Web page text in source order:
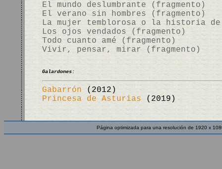
El mundo deslumbrante (fragmento)
El verano sin hombres (fragmento)
La mujer temblorosa o la historia
Los ojos vendados (fragmento)
Todo cuanto amé (fragmento)
Vivir, pensar, mirar (fragmento)
Galardones:
Gabarrón(2012)
Princesa de Asturias (2019)
Página optimizada para una resolución de 1920 x